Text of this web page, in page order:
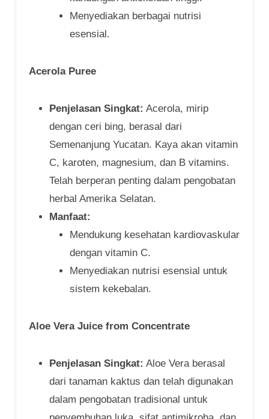
Menyediakan berbagai nutrisi
esensial.
Acerola Puree
Penjelasan Singkat: Acerola, mirip
dengan ceri bing, berasal dari
Semenanjung Yucatan. Kaya akan vitamin
C, karoten, magnesium, dan B vitamins.
Telah berperan penting dalam pengobatan
herbal Amerika Selatan.
Manfaat:
Mendukung kesehatan kardiovaskular
dengan vitamin C.
Menyediakan nutrisi esensial untuk
sistem kekebalan.
Aloe Vera Juice from Concentrate
Penjelasan Singkat: Aloe Vera berasal
dari tanaman kaktus dan telah digunakan
dalam pengobatan tradisional untuk